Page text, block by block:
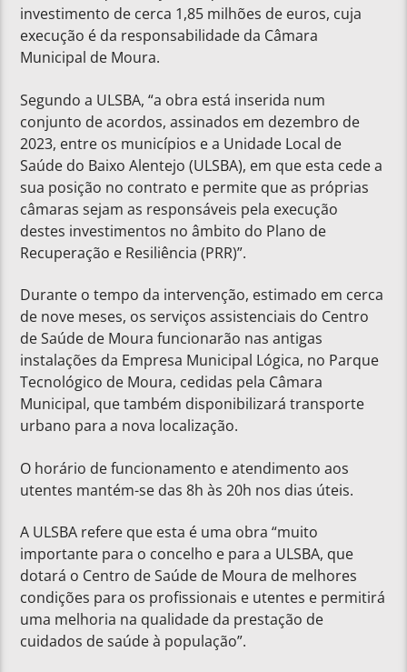
investimento de cerca 1,85 milhões de euros, cuja
execução é da responsabilidade da Câmara
Municipal de Moura.
Segundo a ULSBA, “a obra está inserida num
conjunto de acordos, assinados em dezembro de
2023, entre os municípios e a Unidade Local de
Saúde do Baixo Alentejo (ULSBA), em que esta cede a
sua posição no contrato e permite que as próprias
câmaras sejam as responsáveis pela execução
destes investimentos no âmbito do Plano de
Recuperação e Resiliência (PRR)”.
Durante o tempo da intervenção, estimado em cerca
de nove meses, os serviços assistenciais do Centro
de Saúde de Moura funcionarão nas antigas
instalações da Empresa Municipal Lógica, no Parque
Tecnológico de Moura, cedidas pela Câmara
Municipal, que também disponibilizará transporte
urbano para a nova localização.
O horário de funcionamento e atendimento aos
utentes mantém-se das 8h às 20h nos dias úteis.
A ULSBA refere que esta é uma obra “muito
importante para o concelho e para a ULSBA, que
dotará o Centro de Saúde de Moura de melhores
condições para os profissionais e utentes e permitirá
uma melhoria na qualidade da prestação de
cuidados de saúde à população”.